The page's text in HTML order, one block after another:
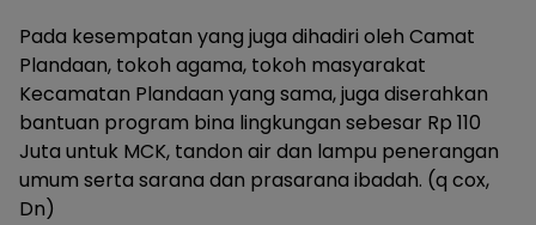
Pada kesempatan yang juga dihadiri oleh Camat
Plandaan, tokoh agama, tokoh masyarakat
Kecamatan Plandaan yang sama, juga diserahkan
bantuan program bina lingkungan sebesar Rp 110
Juta untuk MCK, tandon air dan lampu penerangan
umum serta sarana dan prasarana ibadah. (q cox,
Dn)